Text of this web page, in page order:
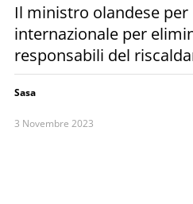
Il ministro olandese
internazionale per
responsabili del
Sasa
3 Novembre 2023